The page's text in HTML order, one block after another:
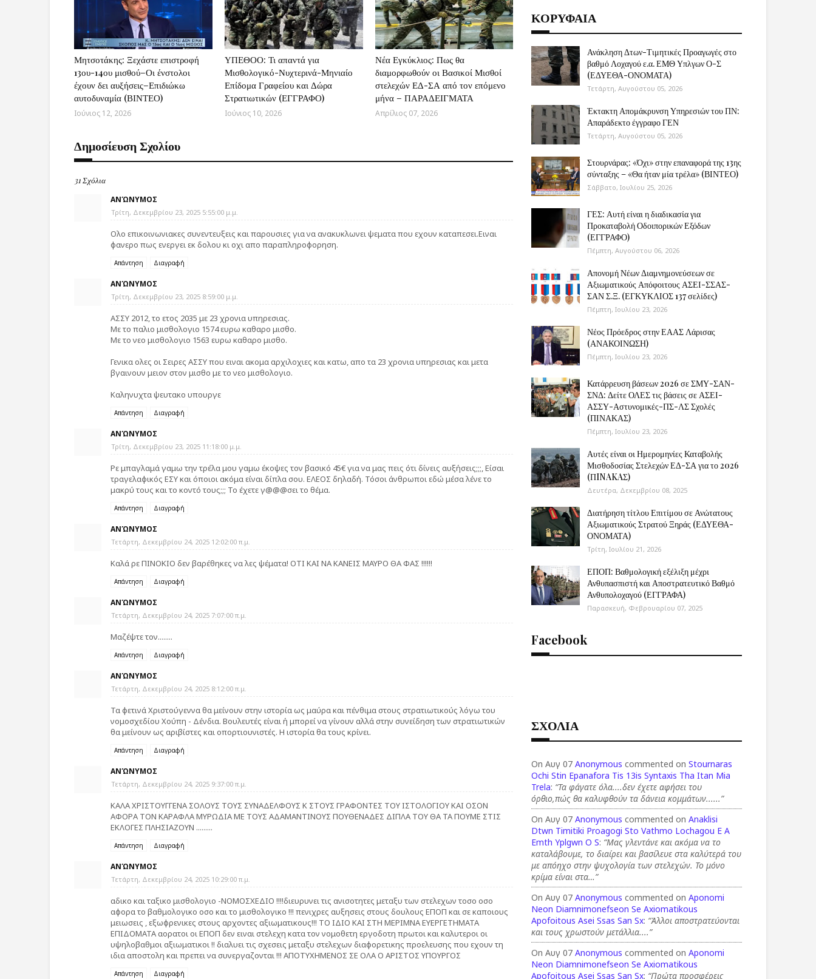
Μητσοτάκης: Ξεχάστε επιστροφή
13ου-14ου μισθού–Οι ένστολοι
έχουν δει αυξήσεις–Επιδιώκω
αυτοδυναμία (ΒΙΝΤΕΟ)
Ιούνιος 12, 2026
ΥΠΕΘΟΟ: Τι απαντά για
Μισθολογικό-Νυχτερινά-Μηνιαίο
Επίδομα Γραφείου και Δώρα
Στρατιωτικών (ΕΓΓΡΑΦΟ)
Ιούνιος 10, 2026
Νέα Εγκύκλιος: Πως θα
διαμορφωθούν οι Βασικοί Μισθοί
στελεχών ΕΔ-ΣΑ από τον επόμενο
μήνα – ΠΑΡΑΔΕΙΓΜΑΤΑ
Απρίλιος 07, 2026
Δημοσίευση Σχολίου
31 Σχόλια
ΑΝΏΝΥΜΟΣ
Τρίτη, Δεκεμβρίου 23, 2025 5:55:00 μ.μ.
Ολο επικοινωνιακες συνεντευξεις και παρουσιες για να ανακυκλωνει ψεματα που εχουν καταπεσει.Ειναι
φανερο πως ενεργει εκ δολου κι οχι απο παραπληροφορηση.
Απάντηση Διαγραφή
ΑΝΏΝΥΜΟΣ
Τρίτη, Δεκεμβρίου 23, 2025 8:59:00 μ.μ.
ΑΣΣΥ 2012, το ετος 2035 με 23 χρονια υπηρεσιας.
Με το παλιο μισθολογιο 1574 ευρω καθαρο μισθο.
Με το νεο μισθολογιο 1563 ευρω καθαρο μισθο.
Γενικα ολες οι Σειρες ΑΣΣΥ που ειναι ακομα αρχιλοχιες και κατω, απο τα 23 χρονια υπηρεσιας και μετα
βγαινουν μειον στον μισθο με το νεο μισθολογιο.
Καληνυχτα ψευτακο υπουργε
Απάντηση Διαγραφή
ΑΝΏΝΥΜΟΣ
Τρίτη, Δεκεμβρίου 23, 2025 11:18:00 μ.μ.
Ρε μπαγλαμά γαμω την τρέλα μου γαμω έκοψες τον βασικό 45€ για να μας πεις ότι δίνεις αυξήσεις;;;, Είσαι
τραγελαφικός ΕΣΥ και όποιοι ακόμα είναι δίπλα σου. ΕΛΕΟΣ δηλαδή. Τόσοι άνθρωποι εδώ μέσα λένε το
μακρύ τους και το κοντό τους;;; Το έχετε γ@@@σει το θέμα.
Απάντηση Διαγραφή
ΑΝΏΝΥΜΟΣ
Τετάρτη, Δεκεμβρίου 24, 2025 12:02:00 π.μ.
Καλά ρε ΠΙΝΟΚΙΟ δεν βαρέθηκες να λες ψέματα! ΟΤΙ ΚΑΙ ΝΑ ΚΑΝΕΙΣ ΜΑΥΡΟ ΘΑ ΦΑΣ !!!!!!
Απάντηση Διαγραφή
ΑΝΏΝΥΜΟΣ
Τετάρτη, Δεκεμβρίου 24, 2025 7:07:00 π.μ.
Μαζέψτε τον........
Απάντηση Διαγραφή
ΑΝΏΝΥΜΟΣ
Τετάρτη, Δεκεμβρίου 24, 2025 8:12:00 π.μ.
Τα φετινά Χριστούγεννα θα μείνουν στην ιστορία ως μαύρα και πένθιμα στους στρατιωτικούς λόγω του
νομοσχεδίου Χούπη - Δένδια. Βουλευτές είναι ή μπορεί να γίνουν αλλά στην συνείδηση των στρατιωτικών
θα μείνουν ως αριβίστες και οπορτιουνιστές. Η ιστορία θα τους κρίνει.
Απάντηση Διαγραφή
ΑΝΏΝΥΜΟΣ
Τετάρτη, Δεκεμβρίου 24, 2025 9:37:00 π.μ.
ΚΑΛΑ ΧΡΙΣΤΟΥΓΓΕΝΑ ΣΟΛΟΥΣ ΤΟΥΣ ΣΥΝΑΔΕΛΦΟΥΣ Κ ΣΤΟΥΣ ΓΡΑΦΟΝΤΕΣ ΤΟΥ ΙΣΤΟΛΟΓΙΟΥ ΚΑΙ ΟΣΟΝ
ΑΦΟΡΑ ΤΟΝ ΚΑΡΑΦΛΑ ΜΥΡΩΔΙΑ ΜΕ ΤΟΥΣ ΑΔΑΜΑΝΤΙΝΟΥΣ ΠΟΥΘΕΝΑΔΕΣ ΔΙΠΛΑ ΤΟΥ ΘΑ ΤΑ ΠΟΥΜΕ ΣΤΙΣ
ΕΚΛΟΓΕΣ ΠΛΗΣΙΑΖΟΥΝ .........
Απάντηση Διαγραφή
ΑΝΏΝΥΜΟΣ
Τετάρτη, Δεκεμβρίου 24, 2025 10:29:00 π.μ.
αδικο και ταξικο μισθολογιο -ΝΟΜΟΣΧΕΔΙΟ !!!!διευρυνει τις ανισοτητες μεταξυ των στελεχων τοσο οσο
αφορα το βαθμολογικο οσο και το μισθολογικο !!! πενιχρες αυξησεις στους δουλους ΕΠΟΠ και σε καποιους
μειωσεις , εξωφρενικες στους αρχοντες αξιωματικους!!! ΤΟ ΙΔΙΟ ΚΑΙ ΣΤΗ ΜΕΡΙΜΝΑ ΕΥΕΡΓΕΤΗΜΑΤΑ
ΕΠΙΔΟΜΑΤΑ αορατοι οι ΕΠΟΠ δεν ειναι στελεχη κατα τον νομοθετη εργοδοτη πρωτοι και καλυτεροι οι
υψηλοβαθμοι αξιωματικοι !! διαλυει τις σχεσεις μεταξυ στελεχων διαφορετικης προελευσης που εχουν τη
ιδια αποστολη και πρεπει να συνεργαζονται !!! ΑΠΟΤΥΧΗΜΕΝΟΣ ΣΕ ΟΛΑ Ο ΑΡΙΣΤΟΣ ΥΠΟΥΡΓΟΣ
Απάντηση Διαγραφή
ΚΟΡΥΦΑΙΑ
Ανάκληση Δτων-Τιμητικές Προαγωγές στο
βαθμό Λοχαγού ε.α. ΕΜΘ Υπλγων Ο-Σ
(ΕΔΥΕΘΑ-ΟΝΟΜΑΤΑ)
Τετάρτη, Αυγούστου 05, 2026
Έκτακτη Απομάκρυνση Υπηρεσιών του ΠΝ:
Απαράδεκτο έγγραφο ΓΕΝ
Τετάρτη, Αυγούστου 05, 2026
Στουρνάρας: «Όχι» στην επαναφορά της 13ης
σύνταξης – «Θα ήταν μία τρέλα» (ΒΙΝΤΕΟ)
Σάββατο, Ιουλίου 25, 2026
ΓΕΣ: Αυτή είναι η διαδικασία για
Προκαταβολή Οδοιπορικών Εξόδων
(ΕΓΓΡΑΦΟ)
Πέμπτη, Αυγούστου 06, 2026
Απονομή Νέων Διαμνημονεύσεων σε
Αξιωματικούς Απόφοιτους ΑΣΕΙ-ΣΣΑΣ-
ΣΑΝ Σ.Ξ. (ΕΓΚΥΚΛΙΟΣ 137 σελίδες)
Πέμπτη, Ιουλίου 23, 2026
Νέος Πρόεδρος στην ΕΑΑΣ Λάρισας
(ΑΝΑΚΟΙΝΩΣΗ)
Πέμπτη, Ιουλίου 23, 2026
Κατάρρευση βάσεων 2026 σε ΣΜΥ-ΣΑΝ-
ΣΝΔ: Δείτε ΟΛΕΣ τις βάσεις σε ΑΣΕΙ-
ΑΣΣΥ-Αστυνομικές-ΠΣ-ΛΣ Σχολές
(ΠΙΝΑΚΑΣ)
Πέμπτη, Ιουλίου 23, 2026
Αυτές είναι οι Ημερομηνίες Καταβολής
Μισθοδοσίας Στελεχών ΕΔ-ΣΑ για το 2026
(ΠINAKAΣ)
Δευτέρα, Δεκεμβρίου 08, 2025
Διατήρηση τίτλου Επιτίμου σε Ανώτατους
Αξιωματικούς Στρατού Ξηράς (ΕΔΥΕΘΑ-
ΟΝΟΜΑΤΑ)
Τρίτη, Ιουλίου 21, 2026
ΕΠΟΠ: Βαθμολογική εξέλιξη μέχρι
Ανθυπασπιστή και Αποστρατευτικό Βαθμό
Ανθυπολοχαγού (ΕΓΓΡΑΦΑ)
Παρασκευή, Φεβρουαρίου 07, 2025
Facebook
ΣΧΟΛΙΑ
On Αυγ 07Anonymous commented onStournaras
Ochi Stin Epanafora Tis 13is Syntaxis Tha Itan Mia
Trela: “Τα φάγατε όλα....δεν έχετε αφήσει του
όρθιο,πώς θα καλυφθούν τα δάνεια κομμάτων......”
On Αυγ 07Anonymous commented onAnaklisi
Dtwn Timitiki Proagogi Sto Vathmo Lochagou E A
Emth Yplgwn O S: “Μας γλεντάνε και ακόμα να το
καταλάβουμε, το διαίρει και βασίλευε στα καλύτερά του
με απόηχο στην ψυχολογία των στελεχών. Το μόνο
κρίμα είναι στα…”
On Αυγ 07Anonymous commented onAponomi
Neon Diamnimonefseon Se Axiomatikous
Apofoitous Asei Ssas San Sx: “Άλλοι αποστρατεύονται
και τους χρωστούν μετάλλια....”
On Αυγ 07Anonymous commented onAponomi
Neon Diamnimonefseon Se Axiomatikous
Apofoitous Asei Ssas San Sx: “Πρώτα προσφέρεις